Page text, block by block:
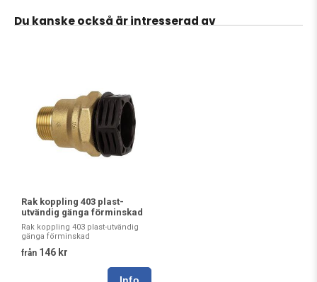
Du kanske också är intresserad av
Rak koppling 403 plast-
utvändig gänga förminskad
Rak koppling 403 plast-utvändig
gänga förminskad
från 146 kr